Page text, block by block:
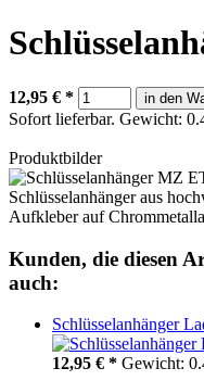
12,95 € * in den
Sofort lieferbar. Gewicht:
Produktbilder
Schlüsselanhänger aus
Aufkleber auf
Kunden, die diesen
auch:
Schlüsselanhänger
12,95 € * Gewicht: